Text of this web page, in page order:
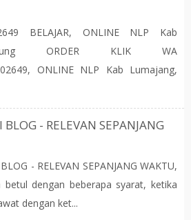
BELAJAR, ONLINE NLP Kab
ORDER KLIK WA
ONLINE NLP Kab Lumajang,
- RELEVAN SEPANJANG
- RELEVAN SEPANJANG WAKTU,
betul dengan beberapa syarat, ketika
dengan ket...